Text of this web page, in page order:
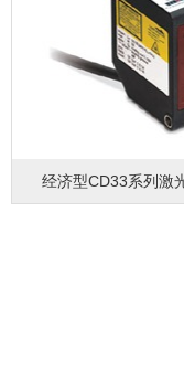
经济型CD33系列激